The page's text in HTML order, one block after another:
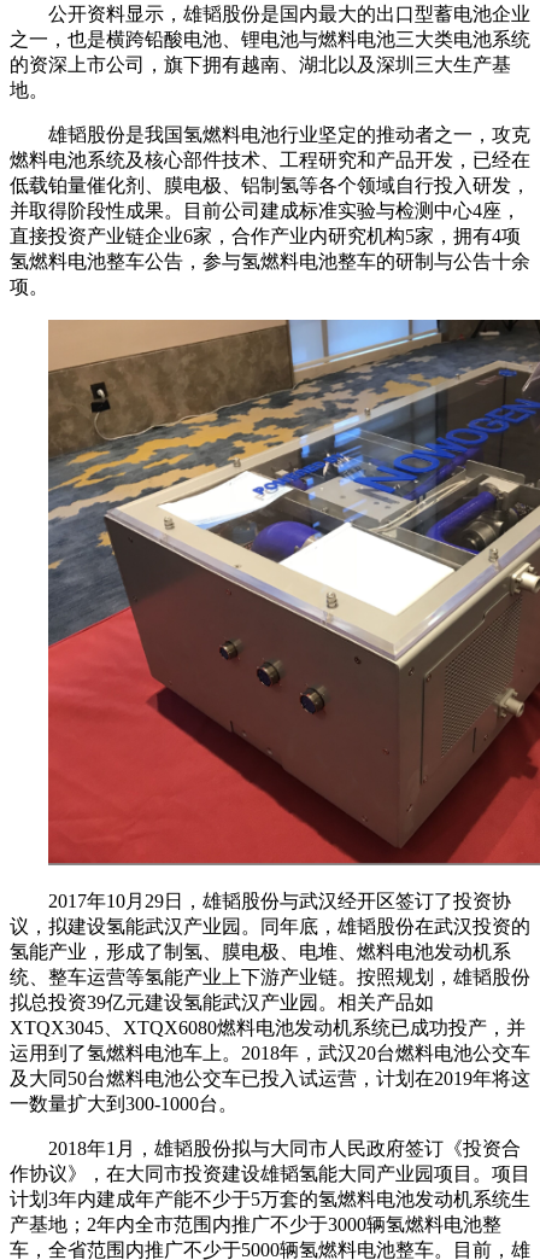
公开资料显示，雄韬股份是国内最大的出口型蓄电池企业
之一，也是横跨铅酸电池、锂电池与燃料电池三大类电池系统
的资深上市公司，旗下拥有越南、湖北以及深圳三大生产基
地。
雄韬股份是我国氢燃料电池行业坚定的推动者之一，攻克
燃料电池系统及核心部件技术、工程研究和产品开发，已经在
低载铂量催化剂、膜电极、铝制氢等各个领域自行投入研发，
并取得阶段性成果。目前公司建成标准实验与检测中心4座，
直接投资产业链企业6家，合作产业内研究机构5家，拥有4项
氢燃料电池整车公告，参与氢燃料电池整车的研制与公告十余
项。
2017年10月29日，雄韬股份与武汉经开区签订了投资协
议，拟建设氢能武汉产业园。同年底，雄韬股份在武汉投资的
氢能产业，形成了制氢、膜电极、电堆、燃料电池发动机系
统、整车运营等氢能产业上下游产业链。按照规划，雄韬股份
拟总投资39亿元建设氢能武汉产业园。相关产品如
XTQX3045、XTQX6080燃料电池发动机系统已成功投产，并
运用到了氢燃料电池车上。2018年，武汉20台燃料电池公交车
及大同50台燃料电池公交车已投入试运营，计划在2019年将这
一数量扩大到300-1000台。
2018年1月，雄韬股份拟与大同市人民政府签订《投资合
作协议》，在大同市投资建设雄韬氢能大同产业园项目。项目
计划3年内建成年产能不少于5万套的氢燃料电池发动机系统生
产基地；2年内全市范围内推广不少于3000辆氢燃料电池整
车，全省范围内推广不少于5000辆氢燃料电池整车。目前，雄